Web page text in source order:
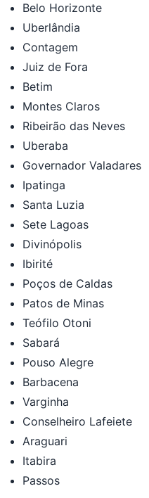
Belo Horizonte
Uberlândia
Contagem
Juiz de Fora
Betim
Montes Claros
Ribeirão das Neves
Uberaba
Governador Valadares
Ipatinga
Santa Luzia
Sete Lagoas
Divinópolis
Ibirité
Poços de Caldas
Patos de Minas
Teófilo Otoni
Sabará
Pouso Alegre
Barbacena
Varginha
Conselheiro Lafeiete
Araguari
Itabira
Passos